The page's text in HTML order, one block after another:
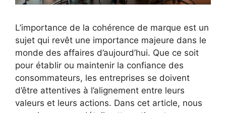
L’importance de la cohérence de marque est un
sujet qui revêt une importance majeure dans le
monde des affaires d’aujourd’hui. Que ce soit
pour établir ou maintenir la confiance des
consommateurs, les entreprises se doivent
d’être attentives à l’alignement entre leurs
valeurs et leurs actions. Dans cet article, nous